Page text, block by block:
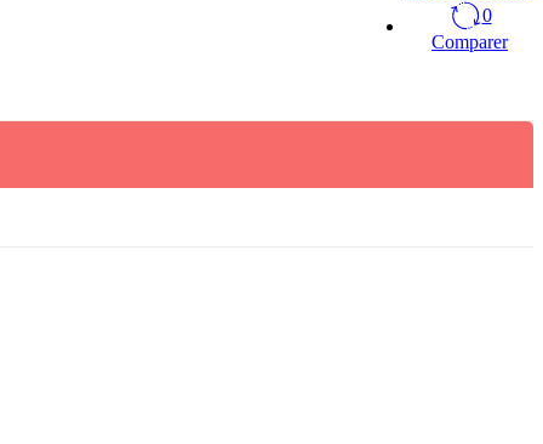
0
Comparer